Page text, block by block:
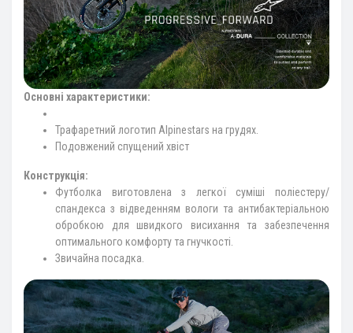
Основні характеристики:
Трафаретний логотип Alpinestars на грудях.
Подовжений спущений хвіст
Конструкція:
Футболка виготовлена ​​з легкої суміші поліестеру/
спандекса з відведенням вологи та антибактеріальною
обробкою для швидкого висихання та забезпечення
оптимального комфорту та гнучкості.
Звичайна посадка.